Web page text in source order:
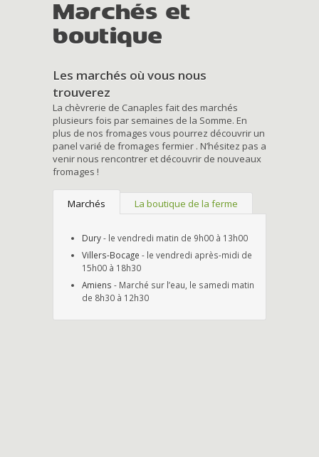
Marchés et
boutique
Les marchés où vous nous
trouverez
La chèvrerie de Canaples fait des marchés
plusieurs fois par semaines de la Somme. En
plus de nos fromages vous pourrez découvrir un
panel varié de fromages fermier . N’hésitez pas a
venir nous rencontrer et découvrir de nouveaux
fromages !
Marchés La boutique de la ferme
Dury- le vendredi matin de 9h00 à 13h00
Villers-Bocage - le vendredi après-midi de
15h00 à 18h30
Amiens - Marché sur l’eau, le samedi matin
de 8h30 à 12h30